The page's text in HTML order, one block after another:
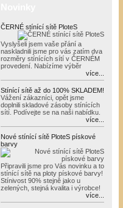
ČERNÉ stínící sítě PloteS
Vyslyšeli jsem vaše přání a
naskladnili jsme pro vás zatím dva
rozměry stínících sítí v ČERNÉM
provedení. Nabízíme výběr
více...
Stínící sítě až do 100% SKLADEM!
Vážení zákazníci, opět jsme
doplnili skladové zásoby stínících
sítí. Podívejte se na naši nabídku.
více...
Nové stínící sítě PloteS pískové
barvy
Připravili jsme pro Vás novinku a to
stínící sítě na ploty pískové barvy!
Stínivost 90% stejně jako u
zelených, stejná kvalita i výrobce!
více...